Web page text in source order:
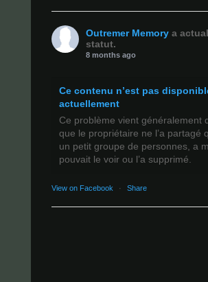
Outremer Memory a
statut.
8 months ago
Ce contenu n’est pas
actuellement
Ce problème vient généralement
que le propriétaire ne l’a partagé
un petit groupe de personnes, a
pouvait le voir ou l’a supprimé.
View on Facebook · Share